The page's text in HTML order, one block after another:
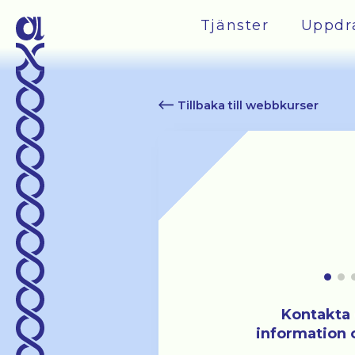
Tjänster
Tillbaka till webbkurser
Kontakta
information